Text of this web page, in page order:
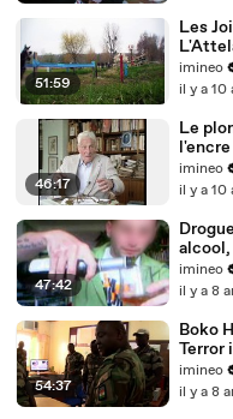
51:59
Les
e)
imineo
il y a 10
46:17
Le
liberté
imineo
il y a 10
47:42
jeunes
danger
imineo
il y a 8
54:37
Boko
Terror
Africa
imineo
il y a 8